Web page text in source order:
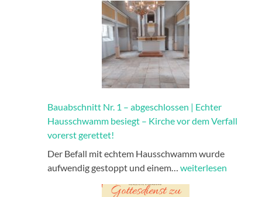
sich
Ihren
persönlichen
Platz
in
unserer
Bauabschnitt Nr. 1 – abgeschlossen | Echter
Hausschwamm besiegt – Kirche vor dem Verfall
vorerst gerettet!
Der Befall mit echtem Hausschwamm wurde
aufwendig gestoppt und einem…Bauabschnitt
1
weiterlesen